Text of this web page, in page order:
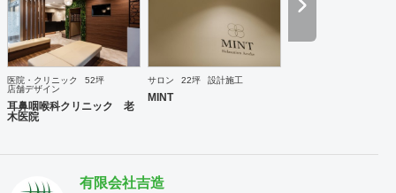
医院・クリニック
52坪
店舗デザイン
耳鼻咽喉科クリニック 老
木医院
サロン 22坪 設計施工
MINT
有限会社吉造